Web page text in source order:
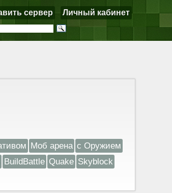
сервер Личный кабинет
Моб арена с Оружием
BuildBattle Quake Skyblock